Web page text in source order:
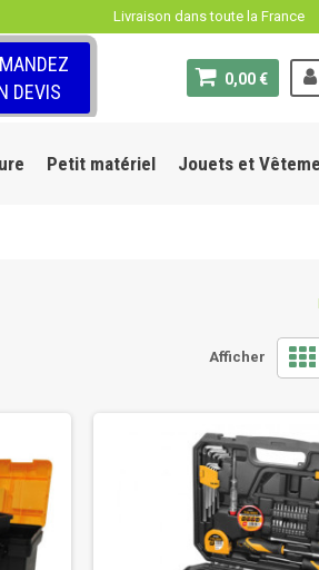
Livraison dans toute la France
0,00 €
DEVIS
Petit matériel Jouets et
Afficher